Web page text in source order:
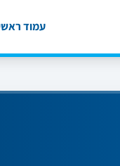
עמוד